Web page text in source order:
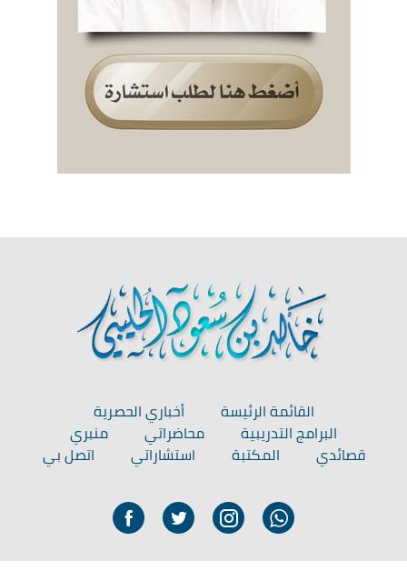
القائمة الرئيسة
أخباري الحصرية
البرامج التدريبية
محاضراتي
منبري
قصائدي
المكتبة استشاراتي اتصل بي